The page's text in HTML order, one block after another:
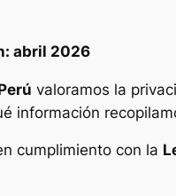
abril 2026
valoramos la
información
cumplimiento con la